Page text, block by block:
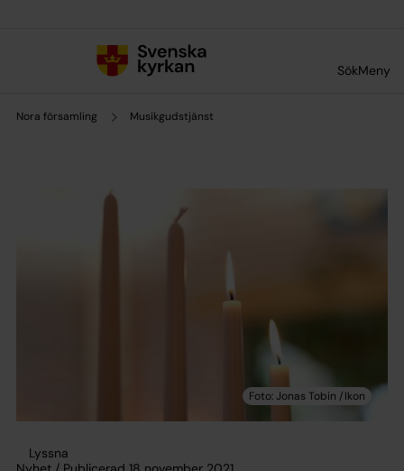
SökMeny
Nora församling Musikgudstjänst
Lyssna